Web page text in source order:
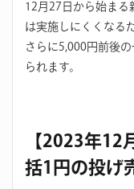
12月27日から始まる
は実施しにくくなる
さらに5,000円前後
られます。
【2023年12
括1円の投げ